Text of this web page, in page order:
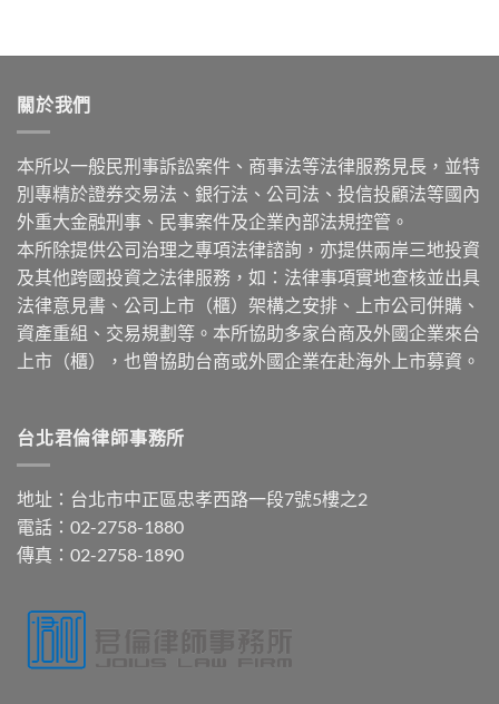
關於我們
本所以一般民刑事訴訟案件、商事法等法律服務見長，並特
別專精於證券交易法、銀行法、公司法、投信投顧法等國內
外重大金融刑事、民事案件及企業內部法規控管。
本所除提供公司治理之專項法律諮詢，亦提供兩岸三地投資
及其他跨國投資之法律服務，如：法律事項實地查核並出具
法律意見書、公司上市（櫃）架構之安排、上市公司併購、
資產重組、交易規劃等。本所協助多家台商及外國企業來台
上市（櫃），也曾協助台商或外國企業在赴海外上市募資。
台北君倫律師事務所
地址：台北市中正區忠孝西路一段7號5樓之2
電話：02-2758-1880
傳真：02-2758-1890